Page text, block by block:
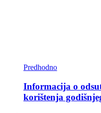
Predhodno
Informacija o
korištenja